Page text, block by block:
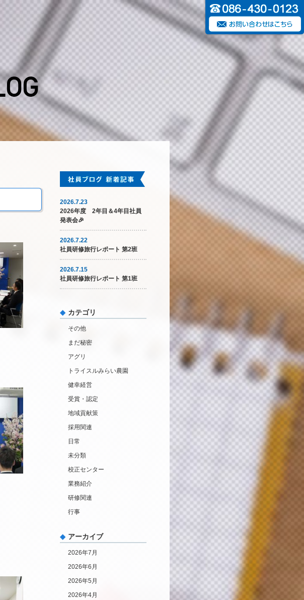
2026.7.23
2026年度 2年目＆4年目社員
発表会🎉
2026.7.22
社員研修旅行レポート 第2班
2026.7.15
社員研修旅行レポート 第1班
カテゴリ
その他
まだ秘密
アグリ
トライスルみらい農園
健幸経営
受賞・認定
地域貢献策
採用関連
日常
未分類
校正センター
業務紹介
研修関連
行事
アーカイブ
2026年7月
2026年6月
2026年5月
2026年4月